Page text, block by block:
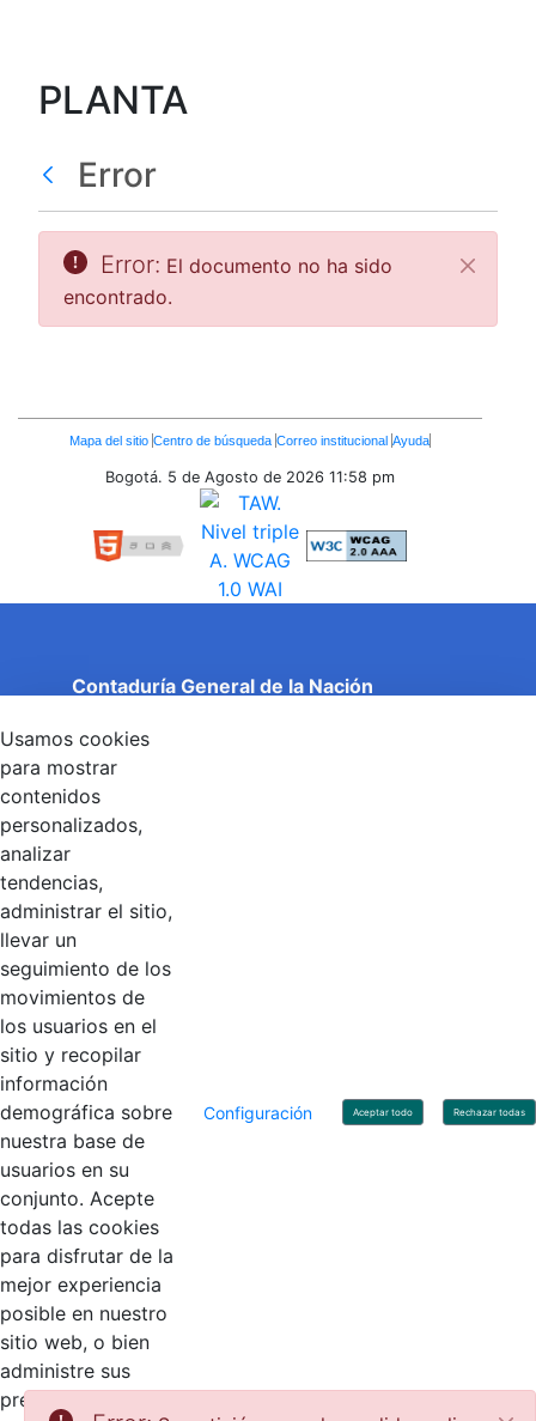
PLANTA
Error
Cerrar
Error: El documento no ha sido
encontrado.
Enlaces
Inferiores
Mapa del sitio Centro de búsqueda Correo institucional Ayuda
Bogotá. 5 de Agosto de 2026 11:58 pm
Contaduría General de la Nación
Entidad adscrita al Ministerio de Hacienda y Crédito
Público
Dirección: Calle 26 No 69 - 76, Edificio Elemento
Torre 1 (Aire) - Piso 15, Bogotá D.C., Colombia
Código Postal: 111071
Linkedin
Contacto
Línea de servicio al ciudadano: +57(601) 492 64 00
Correo Institucional:
Correo de notificaciones judiciales:
notificacionjudicial@contaduria.gov.co
Correo de Asuntos disciplinarios:
asuntosdisciplinarios@contaduria.gov.co
Línea Anticorrupción: +57(601) 492 64 00 Ext. 4
Política de privacidad y protección de datos personales
Política de derechos de autor
Términos y condiciones de uso
© Copyright 2026 - Todos los derechos reservados
Gobierno de Colombia
Usamos cookies
para mostrar
contenidos
personalizados,
analizar
tendencias,
administrar el sitio,
llevar un
seguimiento de los
movimientos de
los usuarios en el
sitio y recopilar
información
demográfica sobre
nuestra base de
usuarios en su
conjunto. Acepte
todas las cookies
para disfrutar de la
mejor experiencia
posible en nuestro
sitio web, o bien
administre sus
preferencias.
Configuración Aceptar todo Rechazar todas